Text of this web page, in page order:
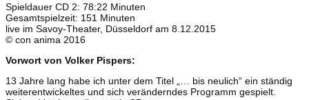
Spieldauer CD 2: 78:22 Minuten
Gesamtspielzeit: 151 Minuten
live im Savoy-Theater, Düsseldorf am 8.12.2015
© con anima 2016
Vorwort von Volker Pispers:
13 Jahre lang habe ich unter dem Titel „… bis neulich“ ein ständig
weiterentwickeltes und sich veränderndes Programm gespielt.